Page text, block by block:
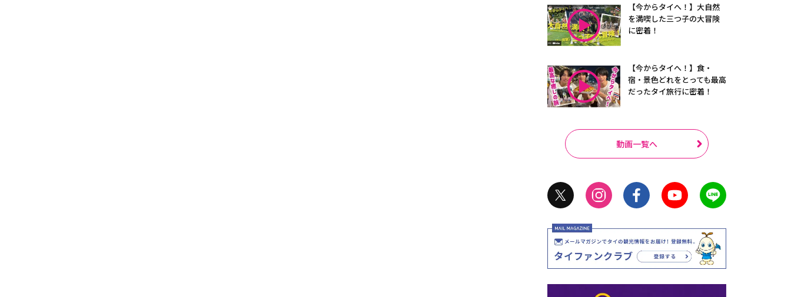
【今からタイへ！】大自然
を満喫した三つ子の大冒険
に密着！
【今からタイへ！】食・
宿・景色どれをとっても最高
だったタイ旅行に密着！
動画一覧へ